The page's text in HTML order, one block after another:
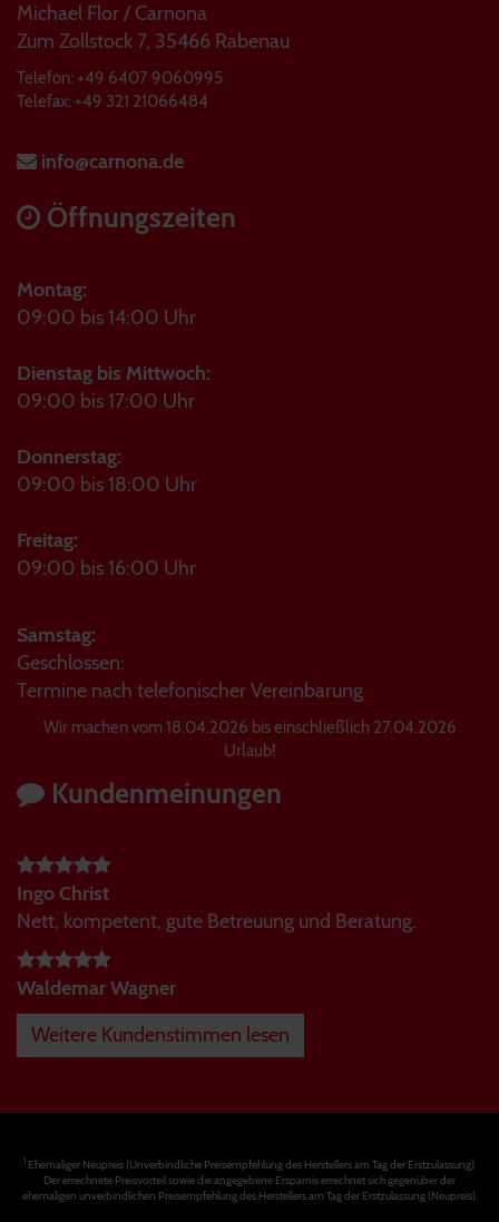
Michael Flor / Carnona
Zum Zollstock 7, 35466 Rabenau
Telefon: +49 6407 9060995
Telefax: +49 321 21066484
info@carnona.de
Öffnungszeiten
Montag:
09:00 bis 14:00 Uhr
Dienstag bis Mittwoch:
09:00 bis 17:00 Uhr
Donnerstag:
09:00 bis 18:00 Uhr
Freitag:
09:00 bis 16:00 Uhr
Samstag:
Geschlossen:
Termine nach telefonischer Vereinbarung
Wir machen vom 18.04.2026 bis einschließlich 27.04.2026
Urlaub!
Kundenmeinungen
Ingo Christ
Nett, kompetent, gute Betreuung und Beratung.
Waldemar Wagner
Weitere Kundenstimmen lesen
1Ehemaliger Neupreis (Unverbindliche Preisempfehlung des Herstellers am Tag der Erstzulassung).
Der errechnete Preisvorteil sowie die angegebene Ersparnis errechnet sich gegenüber der
ehemaligen unverbindlichen Preisempfehlung des Herstellers am Tag der Erstzulassung (Neupreis).